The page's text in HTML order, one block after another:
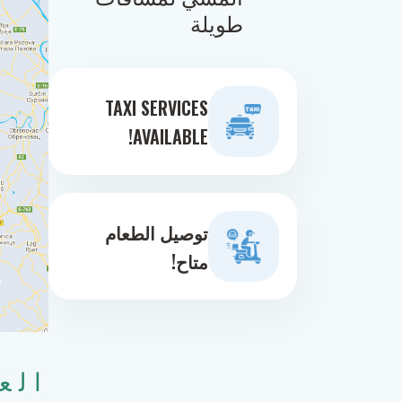
طويلة
TAXI SERVICES
AVAILABLE!
توصيل الطعام
متاح!